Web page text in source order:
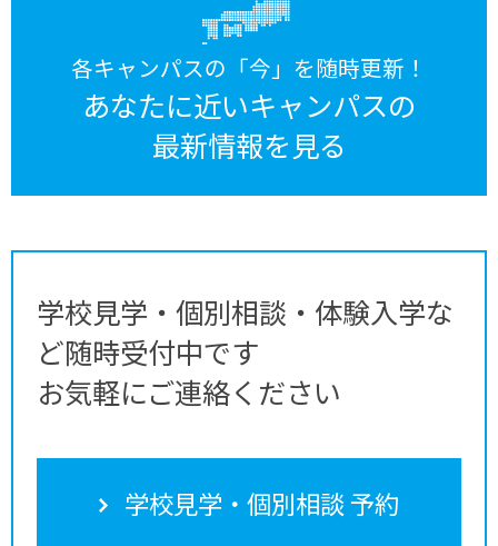
各キャンパスの「今」を随時更新！
あなたに近いキャンパスの
最新情報を見る
学校見学・個別相談・体験入学な
ど随時受付中です
お気軽にご連絡ください
学校見学・個別相談 予約